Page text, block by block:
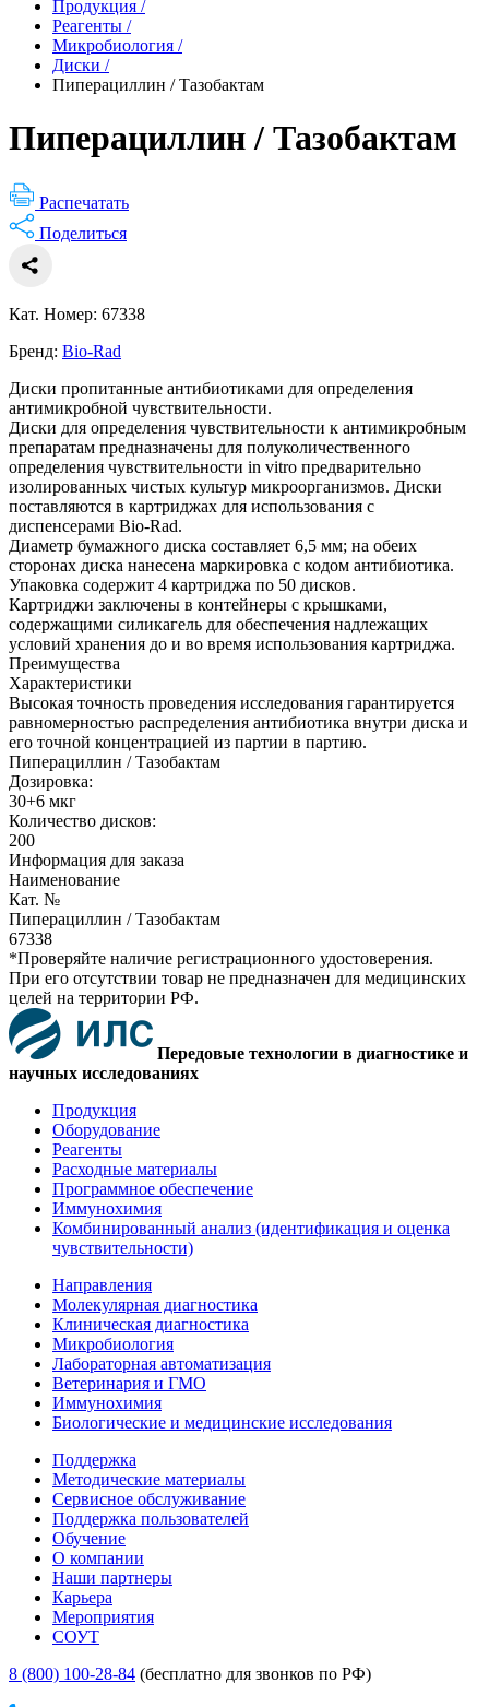
Продукция /
Реагенты /
Микробиология /
Диски /
Пиперациллин / Тазобактам
Пиперациллин / Тазобактам
Распечатать
Поделиться
Кат. Номер: 67338
Бренд: Bio-Rad
Диски пропитанные антибиотиками для определения
антимикробной чувствительности.
Диски для определения чувствительности к антимикробным
препаратам предназначены для полуколичественного
определения чувствительности in vitro предварительно
изолированных чистых культур микроорганизмов. Диски
поставляются в картриджах для использования с
диспенсерами Bio-Rad.
Диаметр бумажного диска составляет 6,5 мм; на обеих
сторонах диска нанесена маркировка с кодом антибиотика.
Упаковка содержит 4 картриджа по 50 дисков.
Картриджи заключены в контейнеры с крышками,
содержащими силикагель для обеспечения надлежащих
условий хранения до и во время использования картриджа.
Преимущества
Характеристики
Высокая точность проведения исследования гарантируется
равномерностью распределения антибиотика внутри диска и
его точной концентрацией из партии в партию.
Пиперациллин / Тазобактам
Дозировка:
30+6 мкг
Количество дисков:
200
Информация для заказа
Наименование
Кат. №
Пиперациллин / Тазобактам
67338
*Проверяйте наличие регистрационного удостоверения.
При его отсутствии товар не предназначен для медицинских
целей на территории РФ.
Передовые технологии в диагностике и
научных исследованиях
Продукция
Оборудование
Реагенты
Расходные материалы
Программное обеспечение
Иммунохимия
Комбинированный анализ (идентификация и оценка
чувствительности)
Направления
Молекулярная диагностика
Клиническая диагностика
Микробиология
Лабораторная автоматизация
Ветеринария и ГМО
Иммунохимия
Биологические и медицинские исследования
Поддержка
Методические материалы
Сервисное обслуживание
Поддержка пользователей
Обучение
О компании
Наши партнеры
Карьера
Мероприятия
СОУТ
8 (800) 100-28-84 (бесплатно для звонков по РФ)